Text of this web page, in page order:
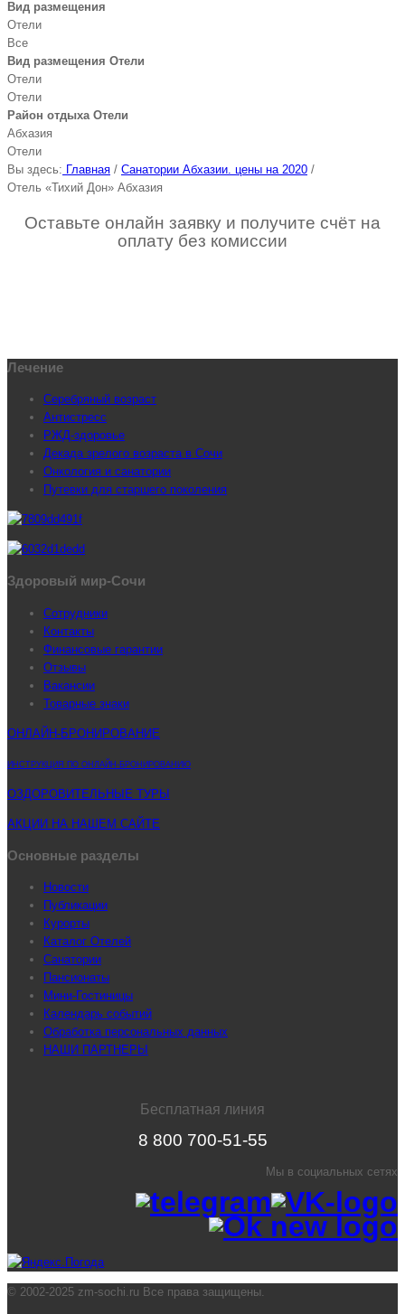
Вид размещения
Отели
Все
Вид размещения Отели
Отели
Отели
Район отдыха Отели
Абхазия
Отели
Вы здесь: Главная / Санатории Абхазии. цены на 2020 /
Отель «Тихий Дон» Абхазия
Оставьте онлайн заявку и получите счёт на
оплату без комиссии
Лечение
Серебряный возраст
Антистресс
РЖД-здоровье
Декада зрелого возраста в Сочи
Онкология и санатории
Путевки для старшего поколения
Здоровый мир-Сочи
Сотрудники
Контакты
Финансовые гарантии
Отзывы
Вакансии
Товарные знаки
ОНЛАЙН-БРОНИРОВАНИЕ
ИНСТРУКЦИЯ ПО ОНЛАЙН-БРОНИРОВАНИЮ
ОЗДОРОВИТЕЛЬНЫЕ ТУРЫ
АКЦИИ НА НАШЕМ САЙТЕ
Основные разделы
Новости
Публикации
Курорты
Каталог Отелей
Санатории
Пансионаты
Мини-Гостиницы
Календарь событий
Обработка персональных данных
НАШИ ПАРТНЕРЫ
Бесплатная линия
8 800 700-51-55
Мы в социальных сетях
© 2002-2025 zm-sochi.ru Все права защищены.